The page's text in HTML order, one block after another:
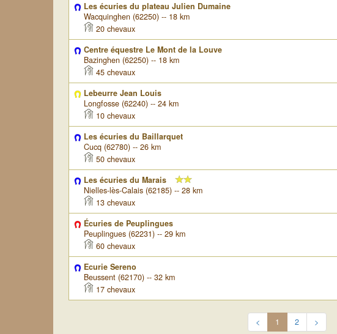
Les écuries du plateau Julien Dumaine
Wacquinghen (62250) -- 18 km
20 chevaux
Centre équestre Le Mont de la Louve
Bazinghen (62250) -- 18 km
45 chevaux
Lebeurre Jean Louis
Longfosse (62240) -- 24 km
10 chevaux
Les écuries du Baillarquet
Cucq (62780) -- 26 km
50 chevaux
Les écuries du Marais
Nielles-lès-Calais (62185) -- 28 km
13 chevaux
Écuries de Peuplingues
Peuplingues (62231) -- 29 km
60 chevaux
Ecurie Sereno
Beussent (62170) -- 32 km
17 chevaux
< 1 2 >